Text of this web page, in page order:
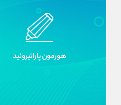
هورمون پاراتيروئيد